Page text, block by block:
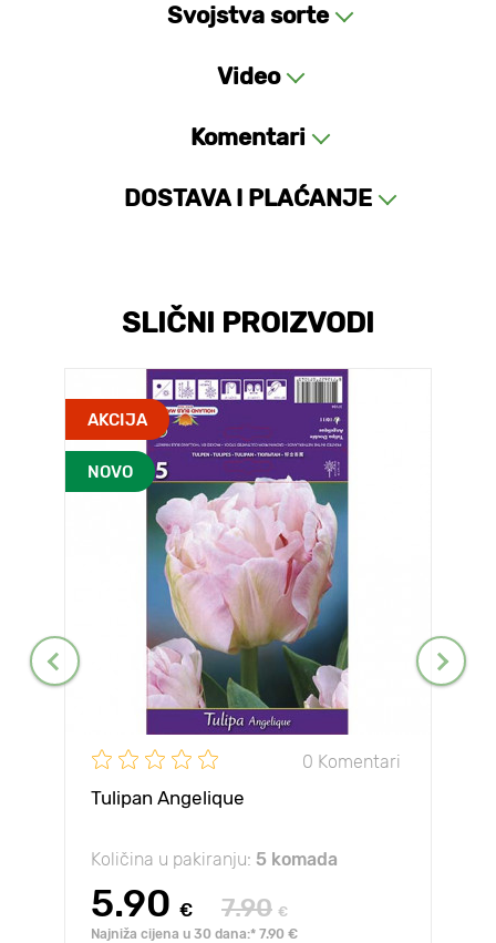
Svojstva sorte
Video
Komentari
DOSTAVA I PLAĆANJE
SLIČNI PROIZVODI
AKCIJA
NOVO
0 Komentari
Tulipan Angelique
Količina u pakiranju: 5 komada
5.90 € 7.90 €
Najniža cijena u 30 dana:* 7.90 €